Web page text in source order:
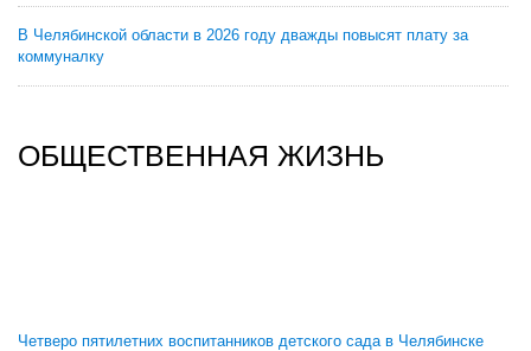
В Челябинской области в 2026 году дважды повысят плату за
коммуналку
ОБЩЕСТВЕННАЯ ЖИЗНЬ
Четверо пятилетних воспитанников детского сада в Челябинске